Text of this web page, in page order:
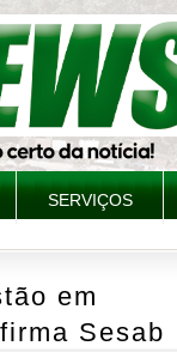
SERVIÇOS
em
Sesab